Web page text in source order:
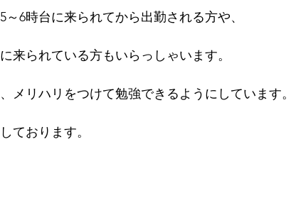
6時台に来られてから出勤される方や、
来られている方もいらっしゃいます。
メリハリをつけて勉強できるようにしています。
ております。